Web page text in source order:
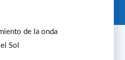
de la onda
Sol